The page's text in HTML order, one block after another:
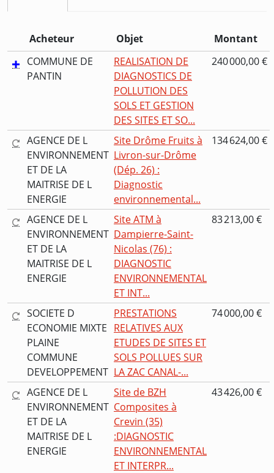
Acheteur Objet
Montant
COMMUNE DE
PANTIN
REALISATION DE
DIAGNOSTICS DE
POLLUTION DES
SOLS ET GESTION
DES SITES ET SO...
240 000,00 €
AGENCE DE L
ENVIRONNEMENT
ET DE LA
MAITRISE DE L
ENERGIE
Site Drôme Fruits à
Livron-sur-Drôme
(Dép. 26) :
Diagnostic
environnemental...
134 624,00 €
AGENCE DE L
ENVIRONNEMENT
ET DE LA
MAITRISE DE L
ENERGIE
Site ATM à
Dampierre-Saint-
Nicolas (76) :
DIAGNOSTIC
ENVIRONNEMENTAL
ET INT...
83 213,00 €
SOCIETE D
ECONOMIE MIXTE
PLAINE
COMMUNE
DEVELOPPEMENT
PRESTATIONS
RELATIVES AUX
ETUDES DE SITES ET
SOLS POLLUES SUR
LA ZAC CANAL-...
74 000,00 €
AGENCE DE L
ENVIRONNEMENT
ET DE LA
MAITRISE DE L
ENERGIE
Site de BZH
Composites à
Crevin (35)
:DIAGNOSTIC
ENVIRONNEMENTAL
ET INTERPR...
43 426,00 €